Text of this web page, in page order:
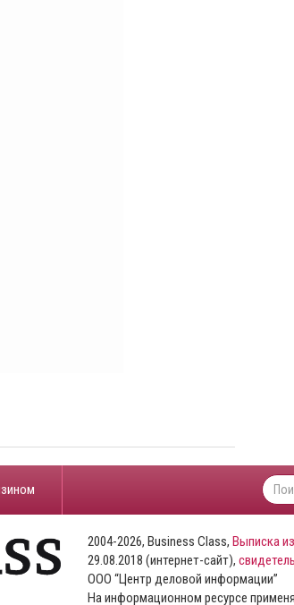
2004-2026, Business Class, Выписка
29.08.2018 (интернет-сайт),
ООО “Центр деловой информации”
На информационном ресурсе